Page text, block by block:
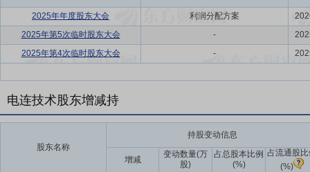
2025年年度股东大会 利润分配方案
2025年第5次临时股东大会
-
2025年第4次临时股东大会
-
电连技术股东增减持
股东名称
持股变动信息
增减
变动数量(万
股)
占总股本比例
(%)
占流通股
(%)